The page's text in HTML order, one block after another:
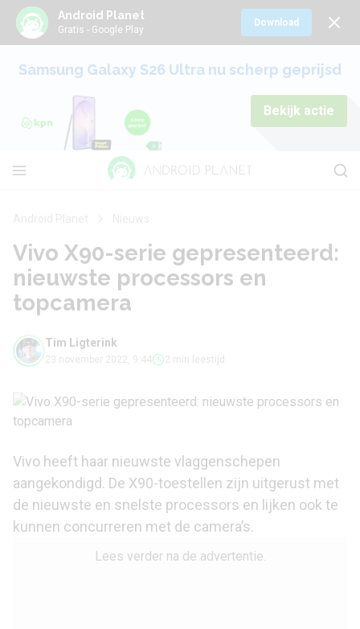
Android Planet
Gratis - Google Play
Download
Samsung Galaxy S26 Ultra nu scherp geprijsd
Bekijk actie
Vivo X90-serie gepresenteerd:
nieuwste processors en
topcamera
Tim Ligterink
23 november 2022, 9:44 2 min leestijd
Vivo heeft haar nieuwste vlaggenschepen
aangekondigd. De X90-toestellen zijn uitgerust met
de nieuwste en snelste processors en lijken ook te
kunnen concurreren met de camera’s.
Lees verder na de advertentie.